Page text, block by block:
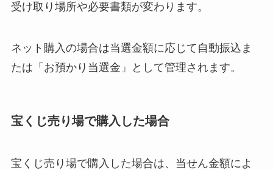
受け取り場所や必要書類が変わります。
ネット購入の場合は当選金額に応じて自動振込ま
たは「お預かり当選金」として管理されます。
宝くじ売り場で購入した場合
宝くじ売り場で購入した場合は、当せん金額によ